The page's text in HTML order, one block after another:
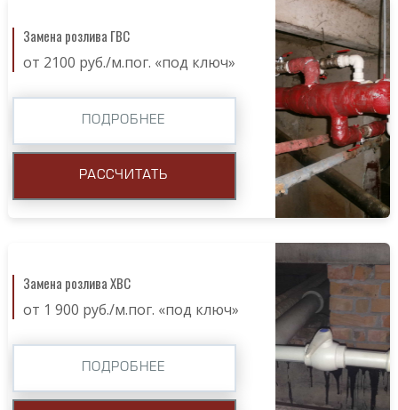
Замена розлива ГВС
от 2100 руб./м.пог. «под ключ»
ПОДРОБНЕЕ
РАССЧИТАТЬ
Замена розлива ХВС
от 1 900 руб./м.пог. «под ключ»
ПОДРОБНЕЕ